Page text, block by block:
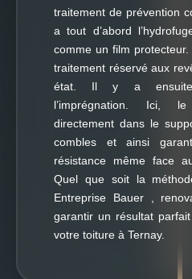
traitement de prévention
a tout d’abord
comme un film protecteur.
traitement réservé aux
état. Il y a ensuite,
l’imprégnation. Ici,
directement dans le
combles et ainsi
résistance même face
Quel que soit la
Entreprise Bauer ,
garantir un résultat
votre toiture à Ternay.